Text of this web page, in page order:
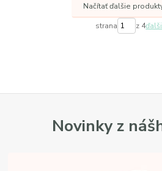
Načítať ďalšie
strana z 4
Novinky z